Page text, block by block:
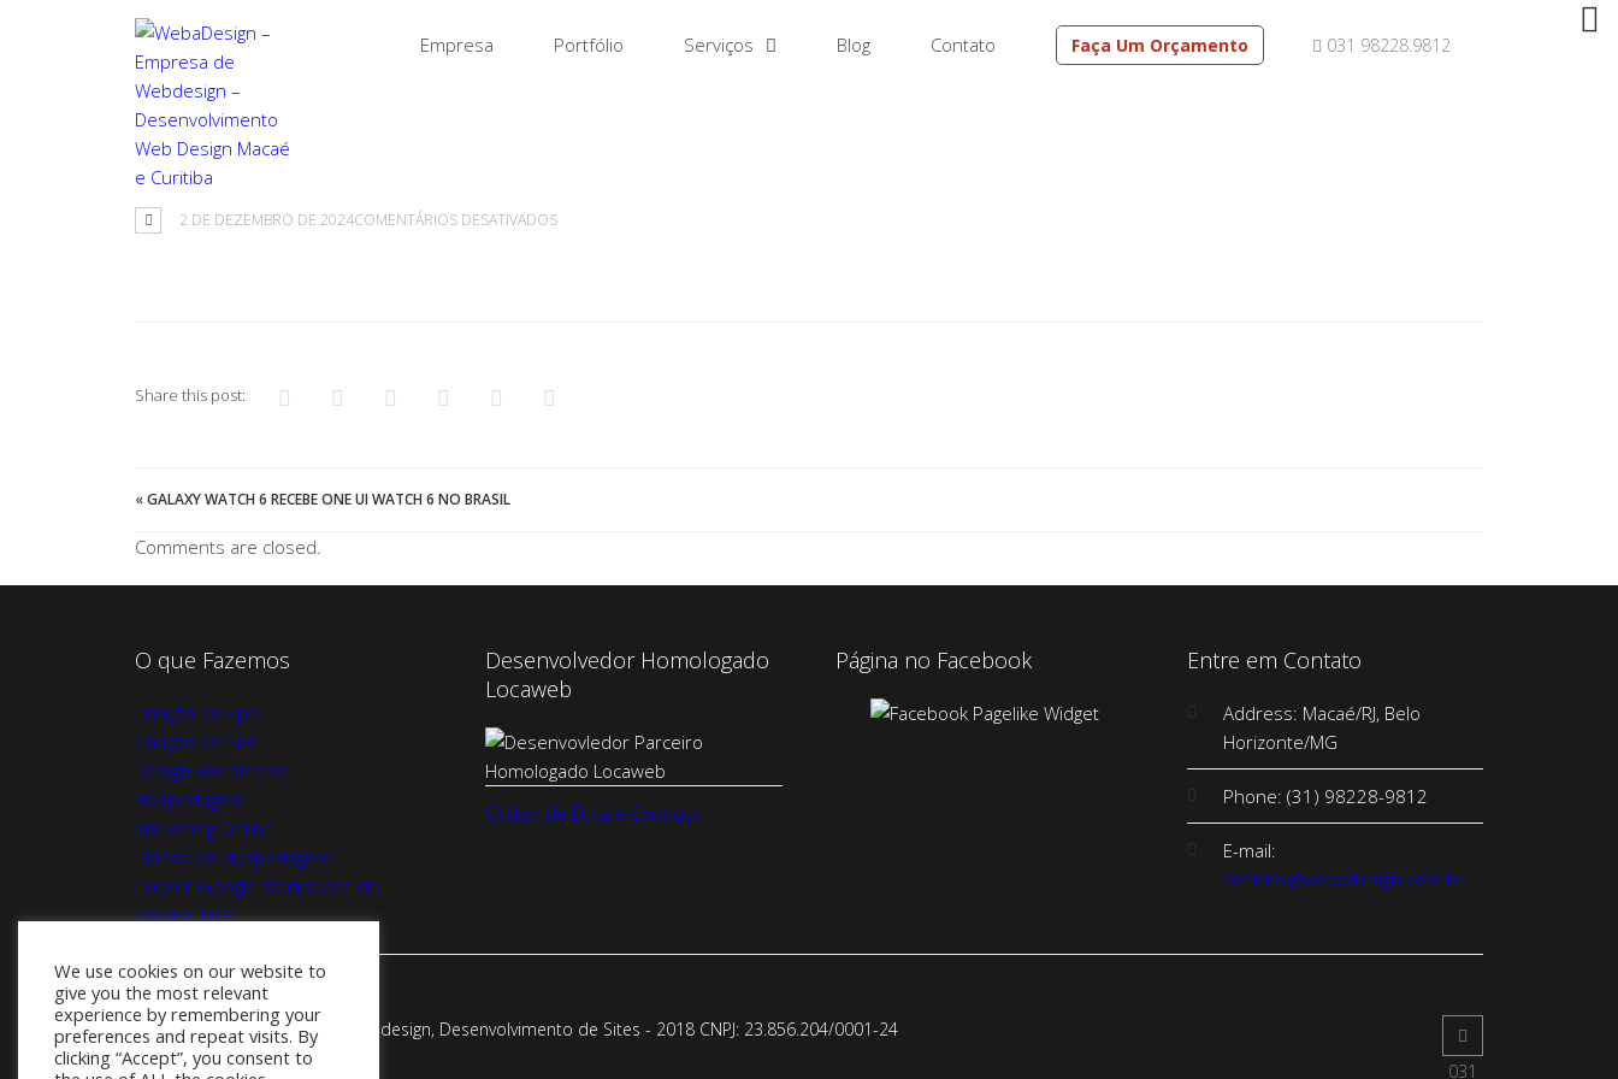
031 98228.9812
Empresa Portfólio Serviços Blog Contato Faça Um Orçamento
2 DE DEZEMBRO DE 2024COMENTÁRIOS DESATIVADOSEM
Share this post:
«GALAXY WATCH 6 RECEBE ONE UI WATCH 6 NO BRASIL
Comments are closed.
O que Fazemos
Criação de App
Criação de Site
Design WordPress
Hospedagem
Marketing Online
Planos de Hospedagem
Cupom Google Workspace do
Google 10%
Desenvolvedor Homologado
Locaweb
Código de Ética e Conduta
Página no Facebook Entre em Contato
Address: Macaé/RJ, Belo
Horizonte/MG
Phone: (31) 98228-9812
E-mail:
contato@webadesign.com.br
Webadesign - Empresa de Webdesign, Desenvolvimento de Sites - 2018 CNPJ: 23.856.204/0001-­24
031
We use cookies on our website to
give you the most relevant
experience by remembering your
preferences and repeat visits. By
clicking “Accept”, you consent to